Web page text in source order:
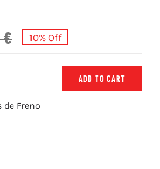
€ 10% Off
ADD TO CART
de Freno